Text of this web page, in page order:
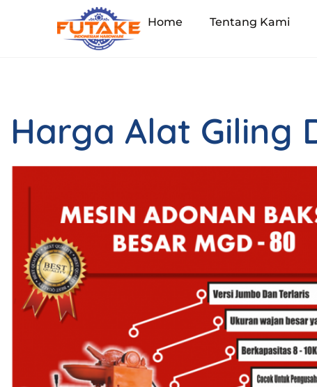
Home Tentang Kami
Harga Alat Giling